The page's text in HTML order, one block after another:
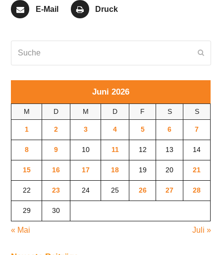
E-Mail Druck
Juni 2026
M D M D F S S
1 2 3 4 5 6 7
8 9 10 11 12 13 14
15 16 17 18 19 20 21
22 23 24 25 26 27 28
29 30
« Mai Juli »